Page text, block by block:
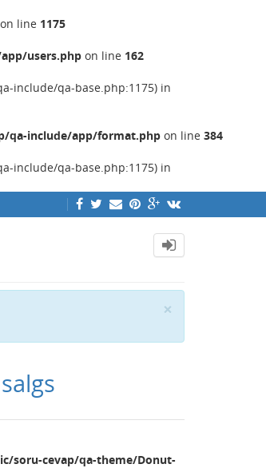
on line 1175
users.php on line 162
include/qa-base.php:1175) in
qa-include/app/format.php on line 384
include/qa-base.php:1175) in
×
soru-cevap/qa-theme/Donut-